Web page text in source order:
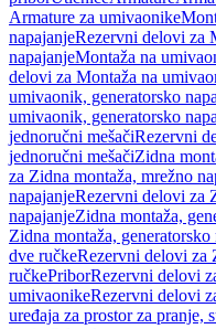
Armature za umivaonike
napajanjeRezervni delovi za
napajanjeMontaža na
delovi za Montaža na
umivaonik, generatorsko
umivaonik, generatorsko
jednoručni mešačiRezervni
jednoručni mešačiZidna
za Zidna montaža, mrežno
napajanjeRezervni delovi za
napajanjeZidna montaža,
Zidna montaža, generatorsko
dve ručkeRezervni delovi za
ručkePriborRezervni delovi
umivaonikeRezervni delovi
uređaja za prostor za pranje,